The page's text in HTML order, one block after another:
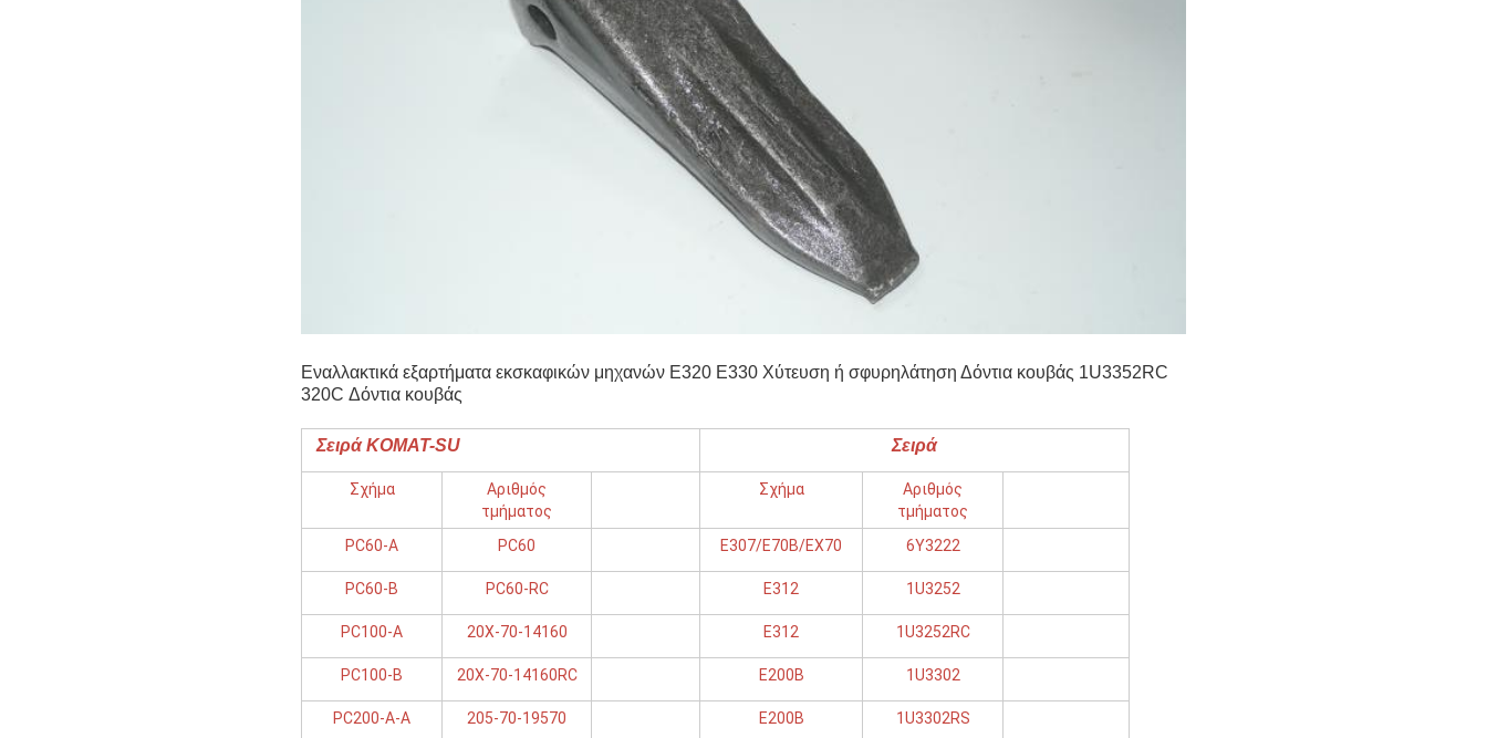
Εναλλακτικά εξαρτήματα εκσκαφικών μηχανών E320 E330 Χύτευση ή σφυρηλάτηση Δόντια κουβάς 1U3352RC
320C Δόντια κουβάς
Σειρά KOMAT-SU Σειρά
Σχήμα
Αριθμός
τμήματος
Σχήμα
Αριθμός
τμήματος
PC60-Α
PC60 E307/E70B/EX70 6Y3222
PC60-Β PC60-RC Ε312 1U3252
PC100-Α 20X-70-14160 Ε312 1U3252RC
PC100-B 20X-70-14160RC Ε200Β 1U3302
PC200-A-A 205-70-19570 Ε200Β 1U3302RS